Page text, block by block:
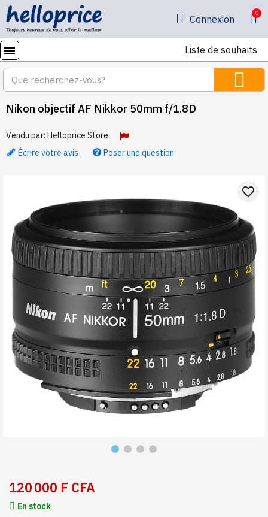
Connexion
Liste de souhaits
Nikon objectif AF Nikkor 50mm f/1.8D
Vendu par: Helloprice Store
Écrire votre avis
Poser une question
favorite_border
120 000 F CFA
En stock